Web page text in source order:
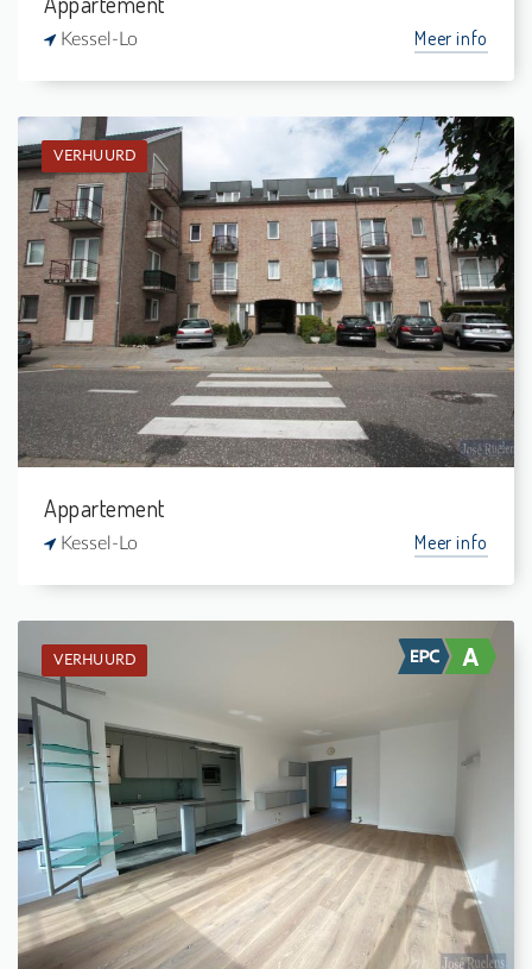
Kessel-Lo Meer info
VERHUURD
Verhuurd: Gelijkvloers app.
1
-
1
46 m²
Appartement
Kessel-Lo Meer info
VERHUURD
Verhuurd: Appartement
2
6 m²
1
84 m²